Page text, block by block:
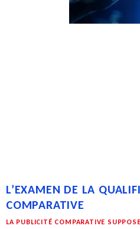
L’EXAMEN DE LA
COMPARATIVE
LA PUBLICITÉ COMPARATIVE